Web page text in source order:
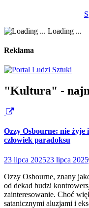
Loading ...
Reklama
"Kultura" -
Ozzy Osbourne: nie
człowiek paradoksu
23 lipca 202523 lipca 2025
Ozzy Osbourne, znany
od dekad budzi
zainteresowanie. Choć
satanicznymi aluzjami i